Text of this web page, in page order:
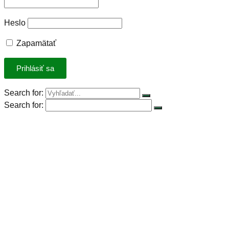
Heslo
Zapamätať
Search for:
Search for: